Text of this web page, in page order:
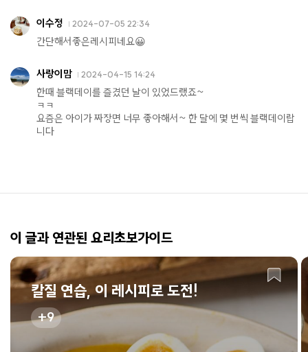
이수정 2024-07-05 22:34
간단해서좋은레시피네요😀
사랑이맘 2024-04-15 14:24
한때 블랙데이를 즐겼던 날이 있었드랬죠~
ㅋㅋ
요즘은 아이가 짜장면 너무 좋아해서~ 한 달에 몇 번씩 블랙데이랍
니다
이 글과 연관된 요리초보가이드
칼질 연습, 이 레시피로 도전!
9